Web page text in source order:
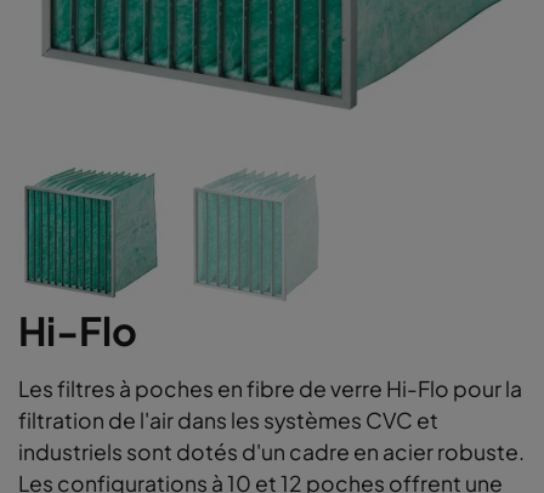
Hi-Flo
Les filtres à poches en fibre de verre Hi-Flo pour la
filtration de l'air dans les systèmes CVC et
industriels sont dotés d'un cadre en acier robuste.
Les configurations à 10 et 12 poches offrent une